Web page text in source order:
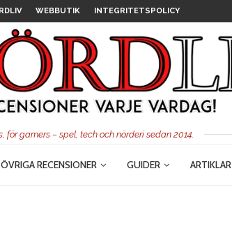
WEBBUTIK INTEGRITETSPOLICY
för gamers – spel, tech och nörderi sedan 2014.
ÖVRIGA RECENSIONER GUIDER ARTIKLAR